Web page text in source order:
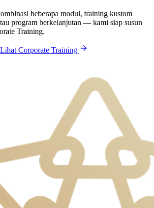
beberapa modul, training kustom
program berkelanjutan — kami siap susun
Training.
Lihat Corporate Training